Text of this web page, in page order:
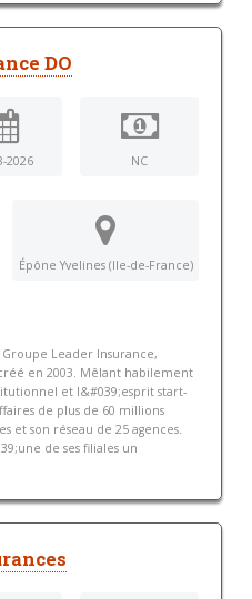
DO
2026 NC
Épône Yvelines (Ile-de-France)
Groupe Leader Insurance,
en 2003. Mêlant habilement
et l&#039;esprit start-
de plus de 60 millions
et son réseau de 25 agences.
de ses filiales un